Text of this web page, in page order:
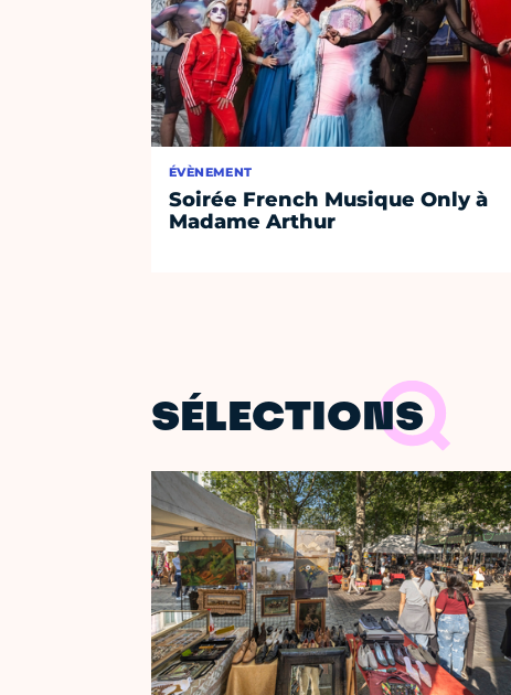
ÉVÈNEMENT
Soirée French Musique Only à
Madame Arthur
SÉLECTIONS